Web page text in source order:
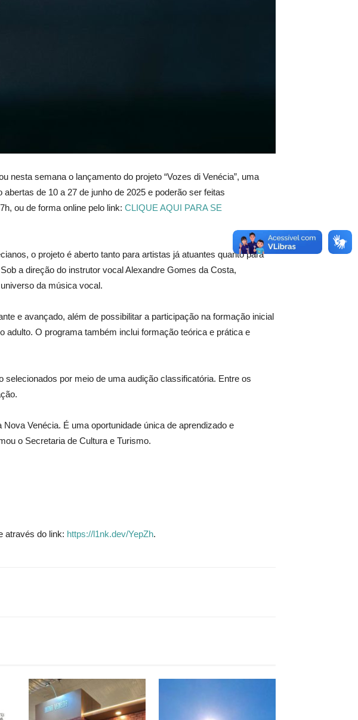
nesta semana o lançamento do projeto “Vozes di Venécia”, uma
de 10 a 27 de junho de 2025 e poderão ser feitas
ou de forma online pelo link: CLIQUE AQUI PARA SE
o projeto é aberto tanto para artistas já atuantes quanto para
a direção do instrutor vocal Alexandre Gomes da Costa,
da música vocal.
e avançado, além de possibilitar a participação na formação inicial
adulto. O programa também inclui formação teórica e prática e
por meio de uma audição classificatória. Entre os
Venécia. É uma oportunidade única de aprendizado e
o Secretaria de Cultura e Turismo.
através do link: https://l1nk.dev/YepZh.